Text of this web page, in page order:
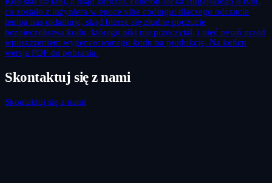
co zostało z inżyniera w epoce vibe codingu: dlaczego odczucie
tempa nas okłamuje, skąd bierze się złudne poczucie
bezpieczeństwa kodu, którego nikt nie przeczytał, i pięć pytań przed
wpuszczeniem wygenerowanego kodu na produkcję. Na końcu
wersja PDF do pobrania.
Skontaktuj się z nami
Skontaktuj się z nami